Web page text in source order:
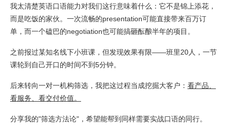
我太清楚英语口语能力对我们这行意味着什么：它不是锦上添花，
而是吃饭的家伙。一次流畅的presentation可能直接带来百万订
单，而一个磕巴的negotiation也可能搞砸酝酿半年的项目。
之前报过某知名线下小班课，但发现效果有限——班里20人，一节
课轮到自己开口的时间不到5分钟。
后来转向一对一机构筛选，我把这过程当成挖掘大客户： 看产品、
看服务、看交付价值。
分享我的"筛选方法论"，希望能帮到同样需要实战口语的同行。